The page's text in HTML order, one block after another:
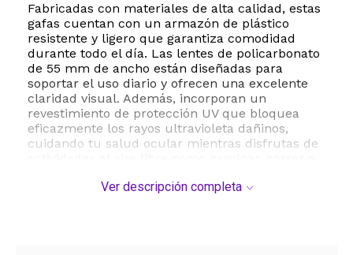
Fabricadas con materiales de alta calidad, estas
gafas cuentan con un armazón de plástico
resistente y ligero que garantiza comodidad
durante todo el día. Las lentes de policarbonato
de 55 mm de ancho están diseñadas para
soportar el uso diario y ofrecen una excelente
claridad visual. Además, incorporan un
revestimiento de protección UV que bloquea
eficazmente los rayos ultravioleta dañinos,
cuidando tu salud ocular mientras disfrutas de
Ver descripción completa